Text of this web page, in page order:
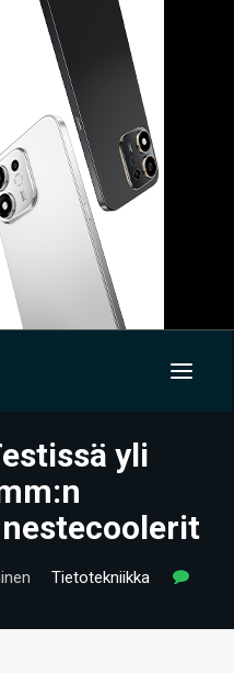
yli
Tietotekniikka